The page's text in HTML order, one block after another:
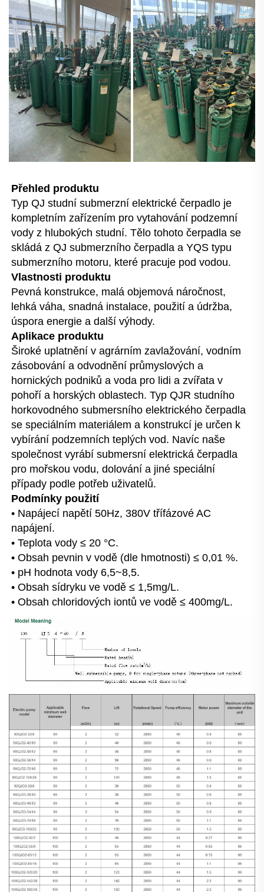
Přehled produktu
Typ QJ studní submerzní elektrické čerpadlo je
kompletním zařízením pro vytahování podzemní
vody z hlubokých studní. Tělo tohoto čerpadla se
skládá z QJ submerzního čerpadla a YQS typu
submerzního motoru, které pracuje pod vodou.
Vlastnosti produktu
Pevná konstrukce, malá objemová náročnost,
lehká váha, snadná instalace, použití a údržba,
úspora energie a další výhody.
Aplikace produktu
Široké uplatnění v agrárním zavlažování, vodním
zásobování a odvodnění průmyslových a
hornických podniků a voda pro lidi a zvířata v
pohoří a horských oblastech. Typ QJR studního
horkovodného submersního elektrického čerpadla
se speciálním materiálem a konstrukcí je určen k
vybírání podzemních teplých vod. Navíc naše
společnost vyrábí submersní elektrická čerpadla
pro mořskou vodu, dolování a jiné speciální
případy podle potřeb uživatelů.
Podmínky použití
• Napájecí napětí 50Hz, 380V třífázové AC
napájení.
• Teplota vody ≤ 20 °C.
• Obsah pevnin v vodě (dle hmotnosti) ≤ 0,01 %.
• pH hodnota vody 6,5~8,5.
• Obsah sídryku ve vodě ≤ 1,5mg/L.
• Obsah chloridových iontů ve vodě ≤ 400mg/L.